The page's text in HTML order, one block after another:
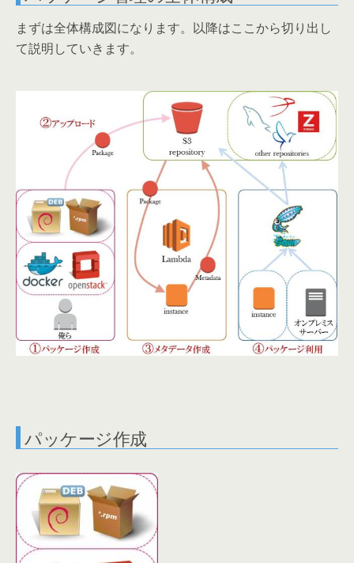
まずは全体構成図になります。以降はここから切り出し
て説明していきます。
パッケージ作成